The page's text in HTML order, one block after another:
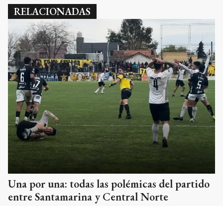
RELACIONADAS
Una por una: todas las polémicas del partido
entre Santamarina y Central Norte